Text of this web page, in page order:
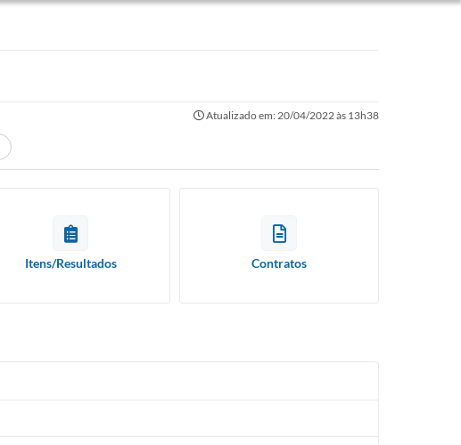
Atualizado em: 20/04/2022 às 13h38
Itens/Resultados Contratos